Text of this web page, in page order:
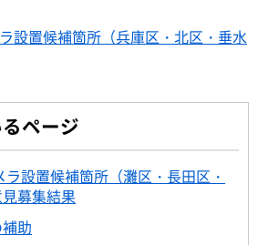
設置候補箇所（兵庫区・北区・垂水
ページ
設置候補箇所（灘区・長田区・
募集結果
助